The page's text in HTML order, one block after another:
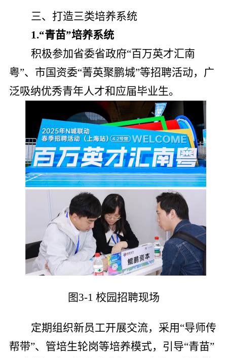
三、打造三类培养系统
1.“青苗”培养系统
积极参加省委省政府“百万英才汇南
粤”、市国资委“菁英聚鹏城”等招聘活动，广
泛吸纳优秀青年人才和应届毕业生。
图3-1 校园招聘现场
定期组织新员工开展交流，采用“导师传
帮带”、管培生轮岗等培养模式，引导“青苗”